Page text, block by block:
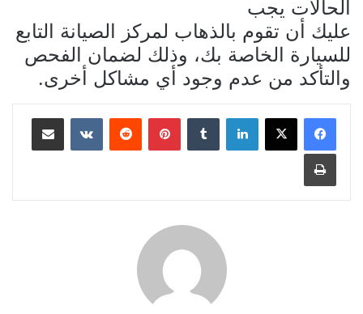
الحالات يجب
عليك أن تقوم بالذهاب لمركز الصيانة التابع
للسيارة الخاصة بك، وذلك لضمان الفحص
والتأكد من عدم وجود أي مشاكل أخرى.
لينكدإن بينتيريست مشاركة عبر البريد
طباعة